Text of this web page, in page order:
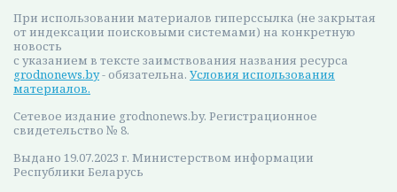
При использовании материалов гиперссылка (не закрытая
от индексации поисковыми системами) на конкретную
новость
с указанием в тексте заимствования названия ресурса
grodnonews.by- обязательна. Условия использования
материалов.
Сетевое издание grodnonews.by. Регистрационное
свидетельство № 8.
Выдано 19.07.2023 г. Министерством информации
Республики Беларусь